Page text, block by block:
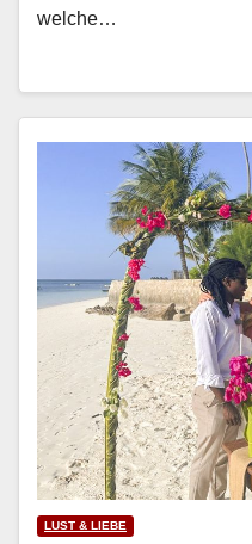
welche…
LUST & LIEBE